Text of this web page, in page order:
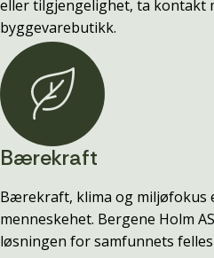
eller tilgjengelighet, ta kontakt
byggevarebutikk.
Bærekraft
Bærekraft, klima og miljøfokus
menneskehet. Bergene Holm
løsningen for samfunnets